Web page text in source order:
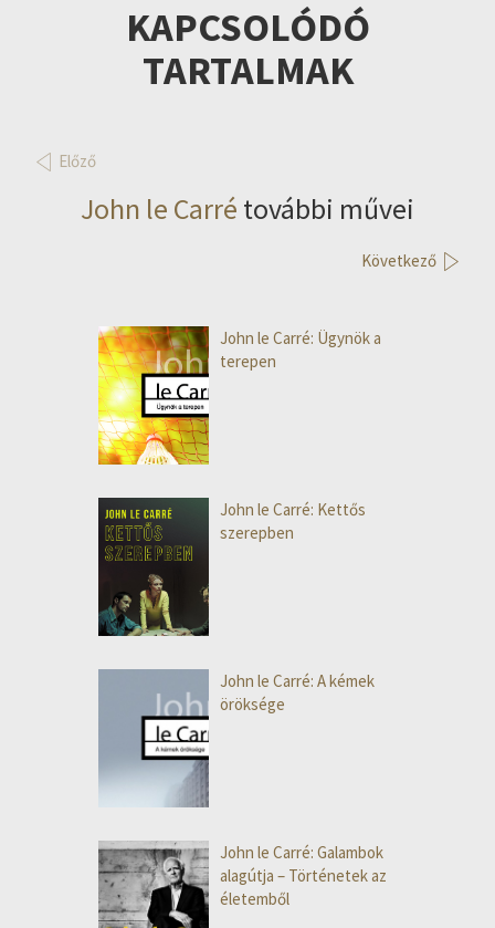
KAPCSOLÓDÓ
TARTALMAK
Előző
John le Carré további művei
Következő
John le Carré: Ügynök a
terepen
John le Carré: Kettős
szerepben
John le Carré: A kémek
öröksége
John le Carré: Galambok
alagútja – Történetek az
életemből